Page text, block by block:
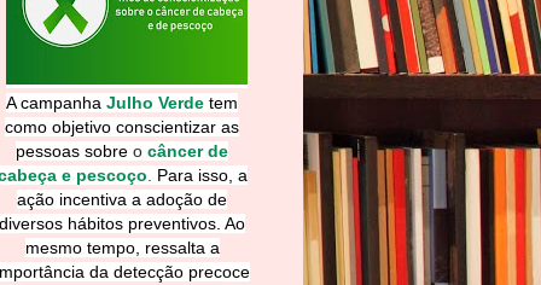
A campanha Julho Verde tem
como objetivo conscientizar as
pessoas sobre o câncer de
e pescoço
Para isso, a
ação incentiva a adoção de
diversos hábitos preventivos. Ao
mesmo tempo, ressalta a
da detecção precoce